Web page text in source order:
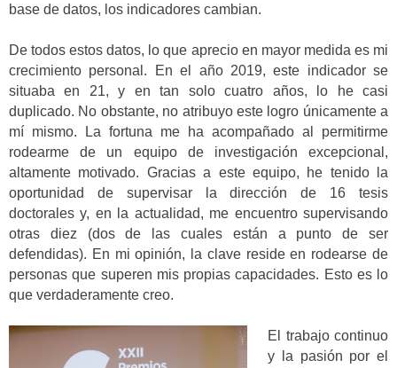
base de datos, los indicadores cambian.
De todos estos datos, lo que aprecio en mayor medida es mi
crecimiento personal. En el año 2019, este indicador se
situaba en 21, y en tan solo cuatro años, lo he casi
duplicado. No obstante, no atribuyo este logro únicamente a
mí mismo. La fortuna me ha acompañado al permitirme
rodearme de un equipo de investigación excepcional,
altamente motivado. Gracias a este equipo, he tenido la
oportunidad de supervisar la dirección de 16 tesis
doctorales y, en la actualidad, me encuentro supervisando
otras diez (dos de las cuales están a punto de ser
defendidas). En mi opinión, la clave reside en rodearse de
personas que superen mis propias capacidades. Esto es lo
que verdaderamente creo.
El trabajo continuo
y la pasión por el